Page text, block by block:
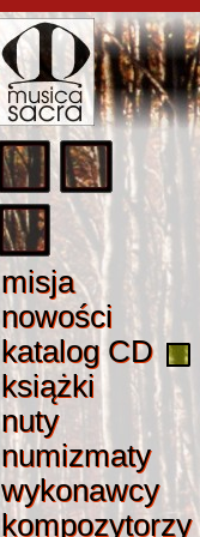
misja
misja
nowości
nowości
katalog CD
katalog CD
książki
książki
nuty
nuty
numizmaty
numizmaty
wykonawcy
wykonawcy
kompozytorzy
kompozytorzy